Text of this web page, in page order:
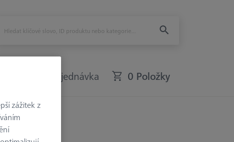
Rychlá objednávka 0 Položky
zážitek z